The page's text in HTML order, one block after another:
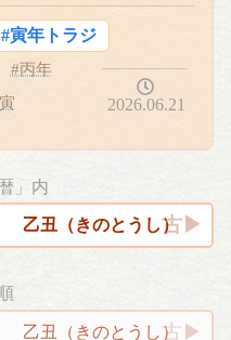
#寅年トラジ
#丙年
2026.06.21
」内
乙丑（きのとうし）
乙丑（きのとうし）